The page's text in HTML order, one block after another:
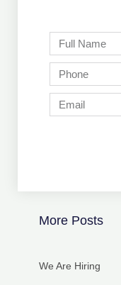
Full
Name
Phone
Email
More Posts
We Are Hiring